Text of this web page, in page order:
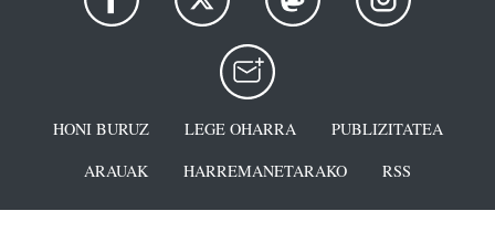
HONI BURUZ LEGE OHARRA
PUBLIZITATEA
ARAUAK
HARREMANETARAKO RSS